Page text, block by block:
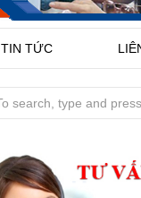
TIN TỨC